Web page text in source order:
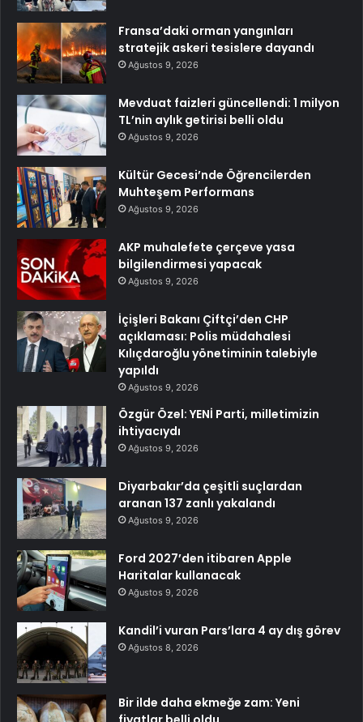
Fransa’daki orman yangınları
stratejik askeri tesislere dayandı
Ağustos 9, 2026
Mevduat faizleri güncellendi: 1 milyon
TL’nin aylık getirisi belli oldu
Ağustos 9, 2026
Kültür Gecesi’nde Öğrencilerden
Muhteşem Performans
Ağustos 9, 2026
AKP muhalefete çerçeve yasa
bilgilendirmesi yapacak
Ağustos 9, 2026
İçişleri Bakanı Çiftçi’den CHP
açıklaması: Polis müdahalesi
Kılıçdaroğlu yönetiminin talebiyle
yapıldı
Ağustos 9, 2026
Özgür Özel: YENİ Parti, milletimizin
ihtiyacıydı
Ağustos 9, 2026
Diyarbakır’da çeşitli suçlardan
aranan 137 zanlı yakalandı
Ağustos 9, 2026
Ford 2027’den itibaren Apple
Haritalar kullanacak
Ağustos 9, 2026
Kandil’i vuran Pars’lara 4 ay dış görev
Ağustos 8, 2026
Bir ilde daha ekmeğe zam: Yeni